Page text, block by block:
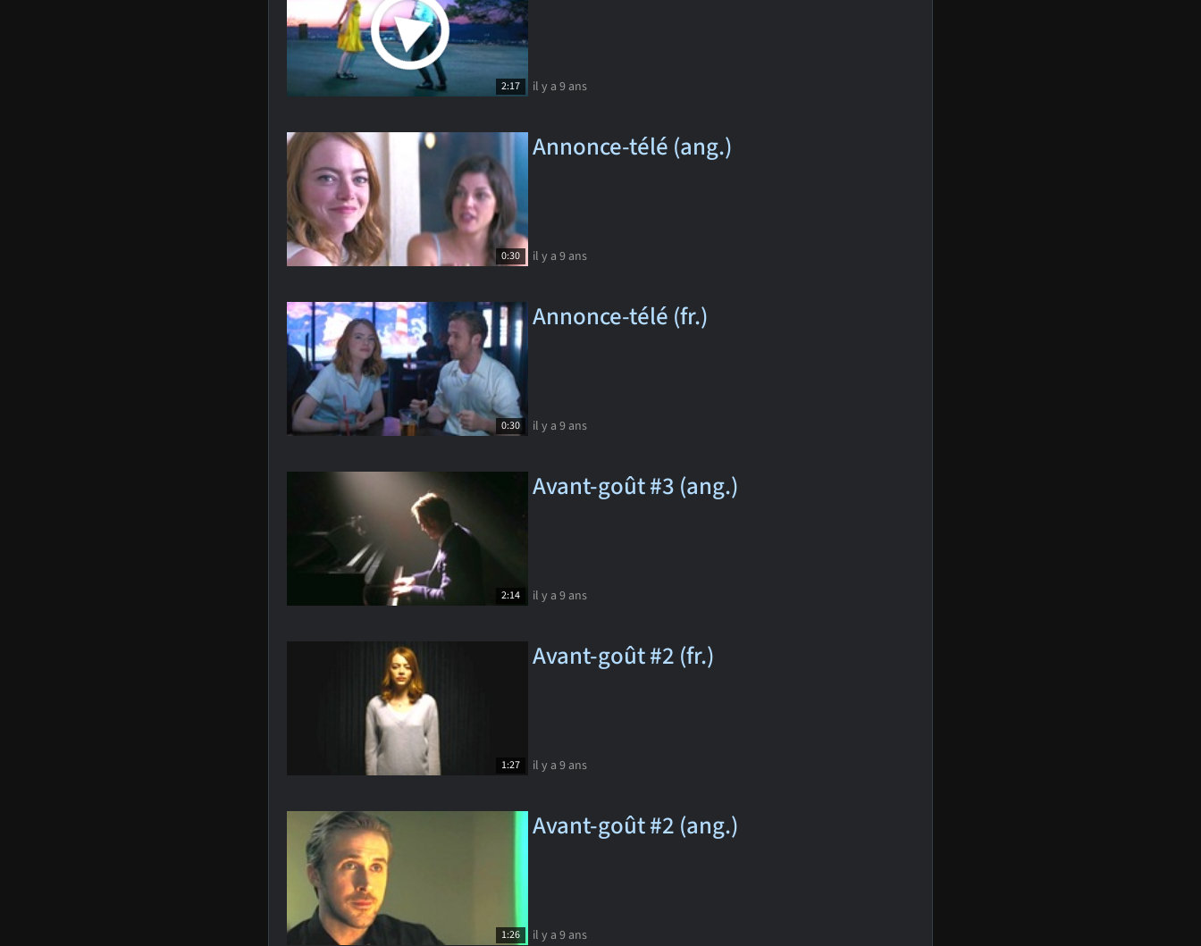
2:17 il y a 9 ans
0:30
Annonce-télé (ang.)
il y a 9 ans
0:30
Annonce-télé (fr.)
il y a 9 ans
2:14
Avant-goût #3 (ang.)
il y a 9 ans
1:27
Avant-goût #2 (fr.)
il y a 9 ans
1:26
Avant-goût #2 (ang.)
il y a 9 ans